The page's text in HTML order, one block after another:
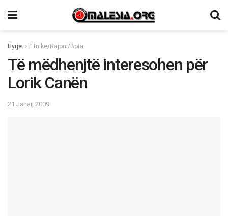
Hyrje Etnike/Rajoni/Bota
Të mëdhenjtë interesohen për
Lorik Canën
21 Janar, 2009